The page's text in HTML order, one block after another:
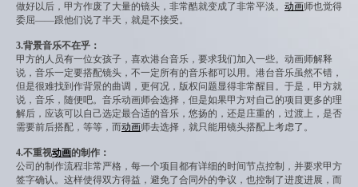
做好以后，甲方作废了大量的镜头，非常酷就变成了非常平淡。 动画师也觉得
委屈——跟他们说了半天，就是不接受。
3.背景音乐不在乎：
甲方的人员有一位女孩子，喜欢港台音乐，要求我们加入一些。动画师解释
说，音乐一定要搭配镜头，不一定所有的音乐都可以用。港台音乐虽然不错，
但是很难找到作背景的曲调，更何况，版权问题显得非常醒目。于是，甲方就
说，音乐，随便吧。音乐动画师会选择，但是如果甲方对自己的项目更多的理
解后，应该可以自己选定最合适的音乐，悠扬的，还是庄重的，过渡上，是否
需要前后搭配，等等，而动画师去选择，就只能用镜头搭配上考虑了。
4.不重视动画的制作：
公司的制作流程非常严格，每一个项目都有详细的时间节点控制，并要求甲方
签字确认。这样使得双方得益，避免了合同外的争议，也控制了进度进展，而